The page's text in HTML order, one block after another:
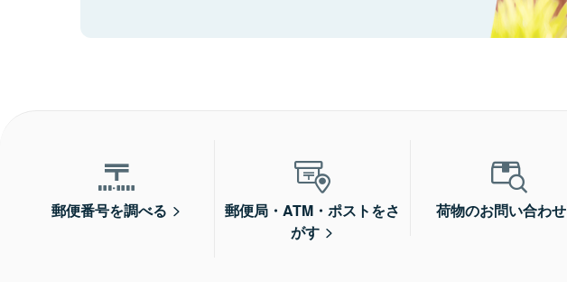
郵便番号を調べる
郵便局・ATM・ポストをさ
がす
荷物のお問い合わせ